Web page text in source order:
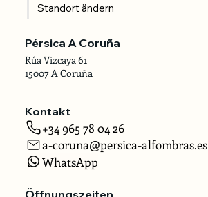
Standort ändern
Pérsica A Coruña
Rúa Vizcaya 61
15007 A Coruña
Kontakt
+34 965 78 04 26
a-coruna@persica-alfombras.es
WhatsApp
Öffnungszeiten